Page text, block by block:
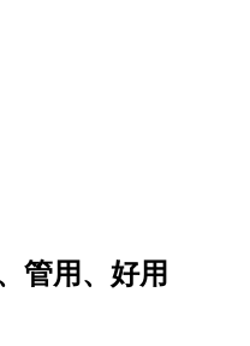
管用、好用